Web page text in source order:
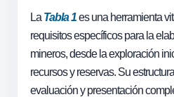
La Tabla 1es una herramienta
requisitos específicos para la
mineros, desde la exploración
recursos y reservas. Su
evaluación y presentación